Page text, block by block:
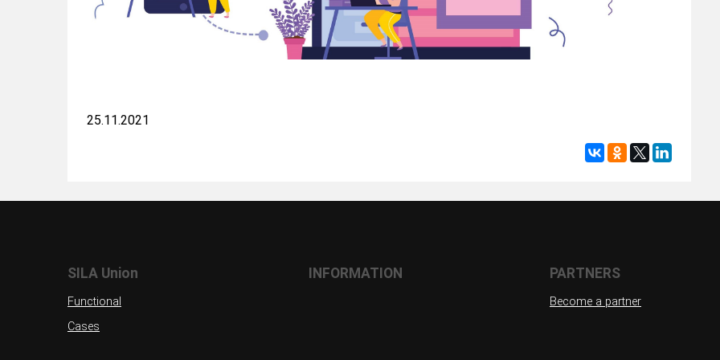
25.11.2021
SILA Union
Functional
Cases
INFORMATION PARTNERS
Become a partner